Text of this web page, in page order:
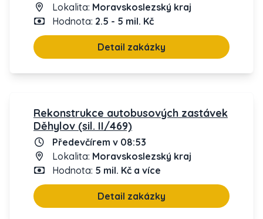
Lokalita: Moravskoslezský kraj
Hodnota: 2.5 - 5 mil. Kč
Detail zakázky
Rekonstrukce autobusových zastávek
Děhylov (sil. II/469)
Předevčírem v 08:53
Lokalita: Moravskoslezský kraj
Hodnota: 5 mil. Kč a více
Detail zakázky